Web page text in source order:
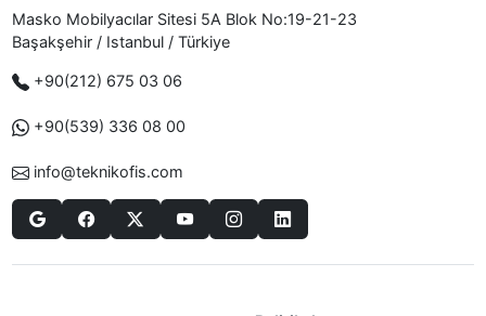
Masko Mobilyacılar Sitesi 5A Blok No:19-21-23
Başakşehir / Istanbul / Türkiye
+90(212) 675 03 06
+90(539) 336 08 00
info@teknikofis.com